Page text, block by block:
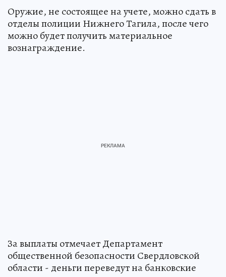
Оружие, не состоящее на учете, можно сдать в
отделы полиции Нижнего Тагила, после чего
можно будет получить материальное
вознаграждение.
За выплаты отмечает Департамент
общественной безопасности Свердловской
области - деньги переведут на банковские